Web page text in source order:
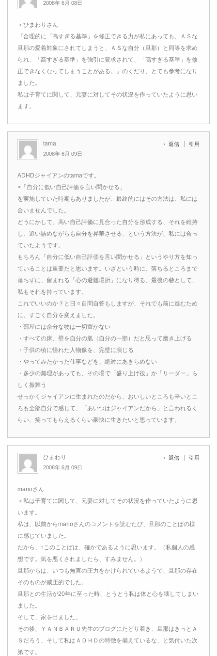
2008年 6月 08日
＞ひまわりさん
『合理的に「高すぎる基準」を修正できる力が私にあっても、ＡＳな
旦那の愛着対象にされてしまうと、ＡＳな自分（旦那）と同等を求め
られ、「高すぎる基準」を強引に要求されて、「高すぎる基準」を修
正できなくなってしまうことがある。』のくだり、とても参考になり
ました。
私は子育てに関して、元妻に対してその状況を作っていたように思い
ます。
tama
2008年 6月 09日
返信 引用
ADHDジャイアンのtamaです。
>「自分に低い自己評価を言い聞かせる」
を実施していた時期もありましたが、最終的にはその方法は、私には
合いませんでした。
どうにかして、高い自己評価に見合った自分を形成する、それを維持
し、追い詰めながらも自分を昇華させる、という方法が、私には合っ
ていたようです。
もちろん「自分に低い自己評価を言い聞かせる」というやり方を知っ
ていることは重要だと思います。いざという時に、落ちるところまで
落ちずに、留まれる「心の避難場所」になり得る、最後の砦として、
私もそれを持っています。
これでいいのか？と日々自問自答もしますが、それでも前に進むため
に、すごく自分を変えました。
・部屋には余分な物は一切置かない
・すべての床、壁を自分の肌（自分の一部）だと思って磨き上げる
・子供の頃に憧れた人物像を、完璧に演じる
・やってみたかった仕事などを、絶対にあきらめない
・多少の無理があっても、その場で「盛り上げ役」か「リーダー」ら
しく振舞う
せっかくジャイアンに生まれたのだから、おいしいところも辛いとこ
ろも全部自分で感じて、「あいつはジャイアンだから」と言われるく
らい、笑ってもらえるくらい豪快に生きたいと思っています。
ひまわり
2008年 6月 09日
返信 引用
marioさん
＞私は子育てに関して、元妻に対してその状況を作っていたように思
います。
私は、以前からmarioさんのコメントを読むたび、旦那のことばの様
に感じていました。
だから、↑このことばは、確かであるように思います。（私個人の感
想です。気を悪くされましたら、すみません。）
旦那からは、いつも無言の圧力をかけられているようで、旦那の存在
そのものが威圧的でした。
旦那との生活が20年に至った時、とうとう私は体と心を壊してしまい
ました。
そして、家を出ました。
その後、ＹＡＮＢＡＲＵ先生のブログにたどり着き、旦那はきっとＡ
Ｓだろう、そして私はＡＤＨＤの特徴を備えているな、と気付いた次
第です。